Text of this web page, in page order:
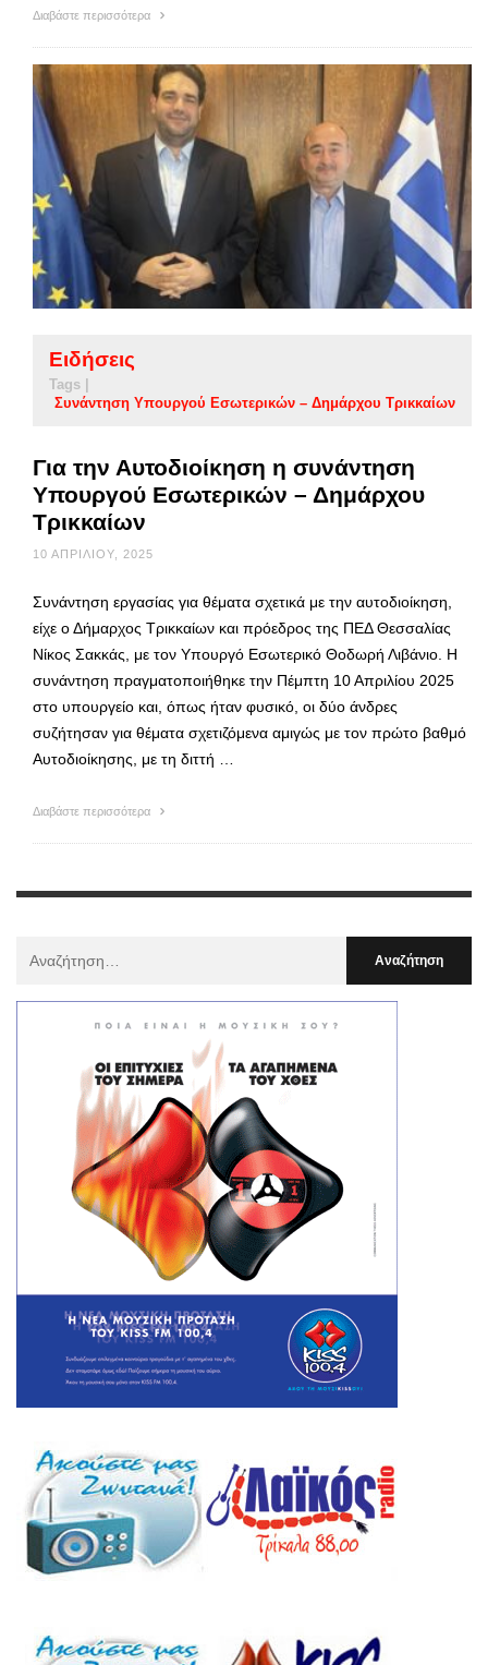
Διαβάστε περισσότερα
Ειδήσεις
Tags |
Συνάντηση Υπουργού Εσωτερικών – Δημάρχου Τρικκαίων
Για την Αυτοδιοίκηση η συνάντηση
Υπουργού Εσωτερικών – Δημάρχου
Τρικκαίων
10 ΑΠΡΙΛΊΟΥ, 2025
Συνάντηση εργασίας για θέματα σχετικά με την αυτοδιοίκηση,
είχε ο Δήμαρχος Τρικκαίων και πρόεδρος της ΠΕΔ Θεσσαλίας
Νίκος Σακκάς, με τον Υπουργό Εσωτερικό Θοδωρή Λιβάνιο. Η
συνάντηση πραγματοποιήθηκε την Πέμπτη 10 Απριλίου 2025
στο υπουργείο και, όπως ήταν φυσικό, οι δύο άνδρες
συζήτησαν για θέματα σχετιζόμενα αμιγώς με τον πρώτο βαθμό
Αυτοδιοίκησης, με τη διττή …
Διαβάστε περισσότερα
: